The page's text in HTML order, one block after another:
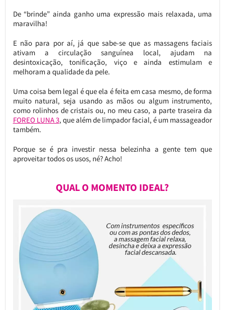
De “brinde” ainda ganho uma expressão mais relaxada, uma
maravilha!
E não para por aí, já que sabe-se que as massagens faciais
ativam a circulação sanguínea local, ajudam na
desintoxicação, tonificação, viço e ainda estimulam e
melhoram a qualidade da pele.
Uma coisa bem legal é que ela é feita em casa mesmo, de forma
muito natural, seja usando as mãos ou algum instrumento,
como rolinhos de cristais ou, no meu caso, a parte traseira da
FOREO LUNA 3, que além de limpador facial, é um massageador
também.
Porque se é pra investir nessa belezinha a gente tem que
aproveitar todos os usos, né? Acho!
QUAL O MOMENTO IDEAL?